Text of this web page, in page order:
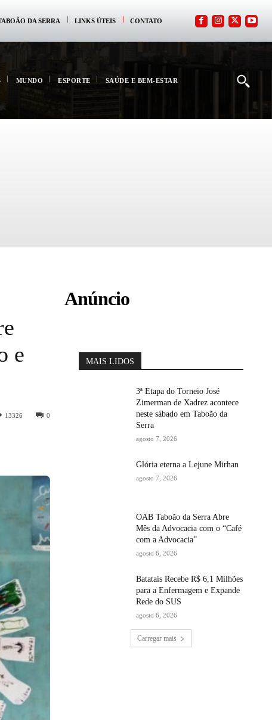
DA SERRA LINKS ÚTEIS CONTATO
MUNDO ESPORTE SAÚDE E BEM-ESTAR
e
0
13326
Anúncio
MAIS LIDOS
3ª Etapa do Torneio José
Zimerman de Xadrez acontece
neste sábado em Taboão da
Serra
agosto 7, 2026
Glória eterna a Lejune Mirhan
agosto 7, 2026
OAB Taboão da Serra Abre
Mês da Advocacia com o “Café
com a Advocacia”
agosto 6, 2026
Batatais Recebe R$ 6,1 Milhões
para a Enfermagem e Expande
Rede do SUS
agosto 6, 2026
Carregar mais